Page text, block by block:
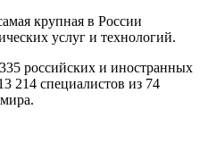
крупная в России
услуг и технологий.
российских и иностранных
214 специалистов из 74